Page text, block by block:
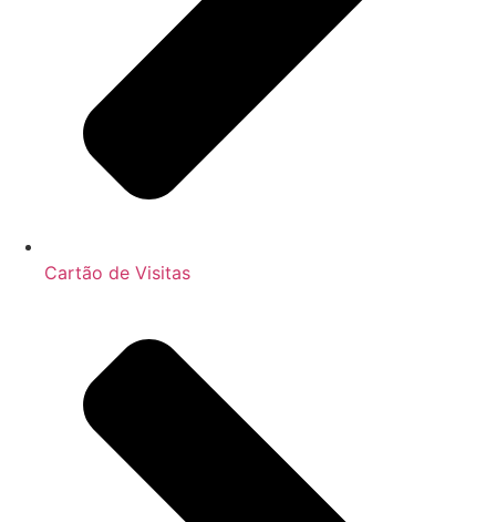
Cartão de Visitas